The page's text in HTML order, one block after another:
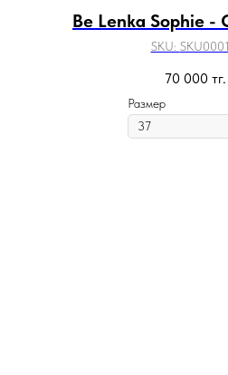
Be Lenka Sophie -
SKU:
70 000 тг.
Размер